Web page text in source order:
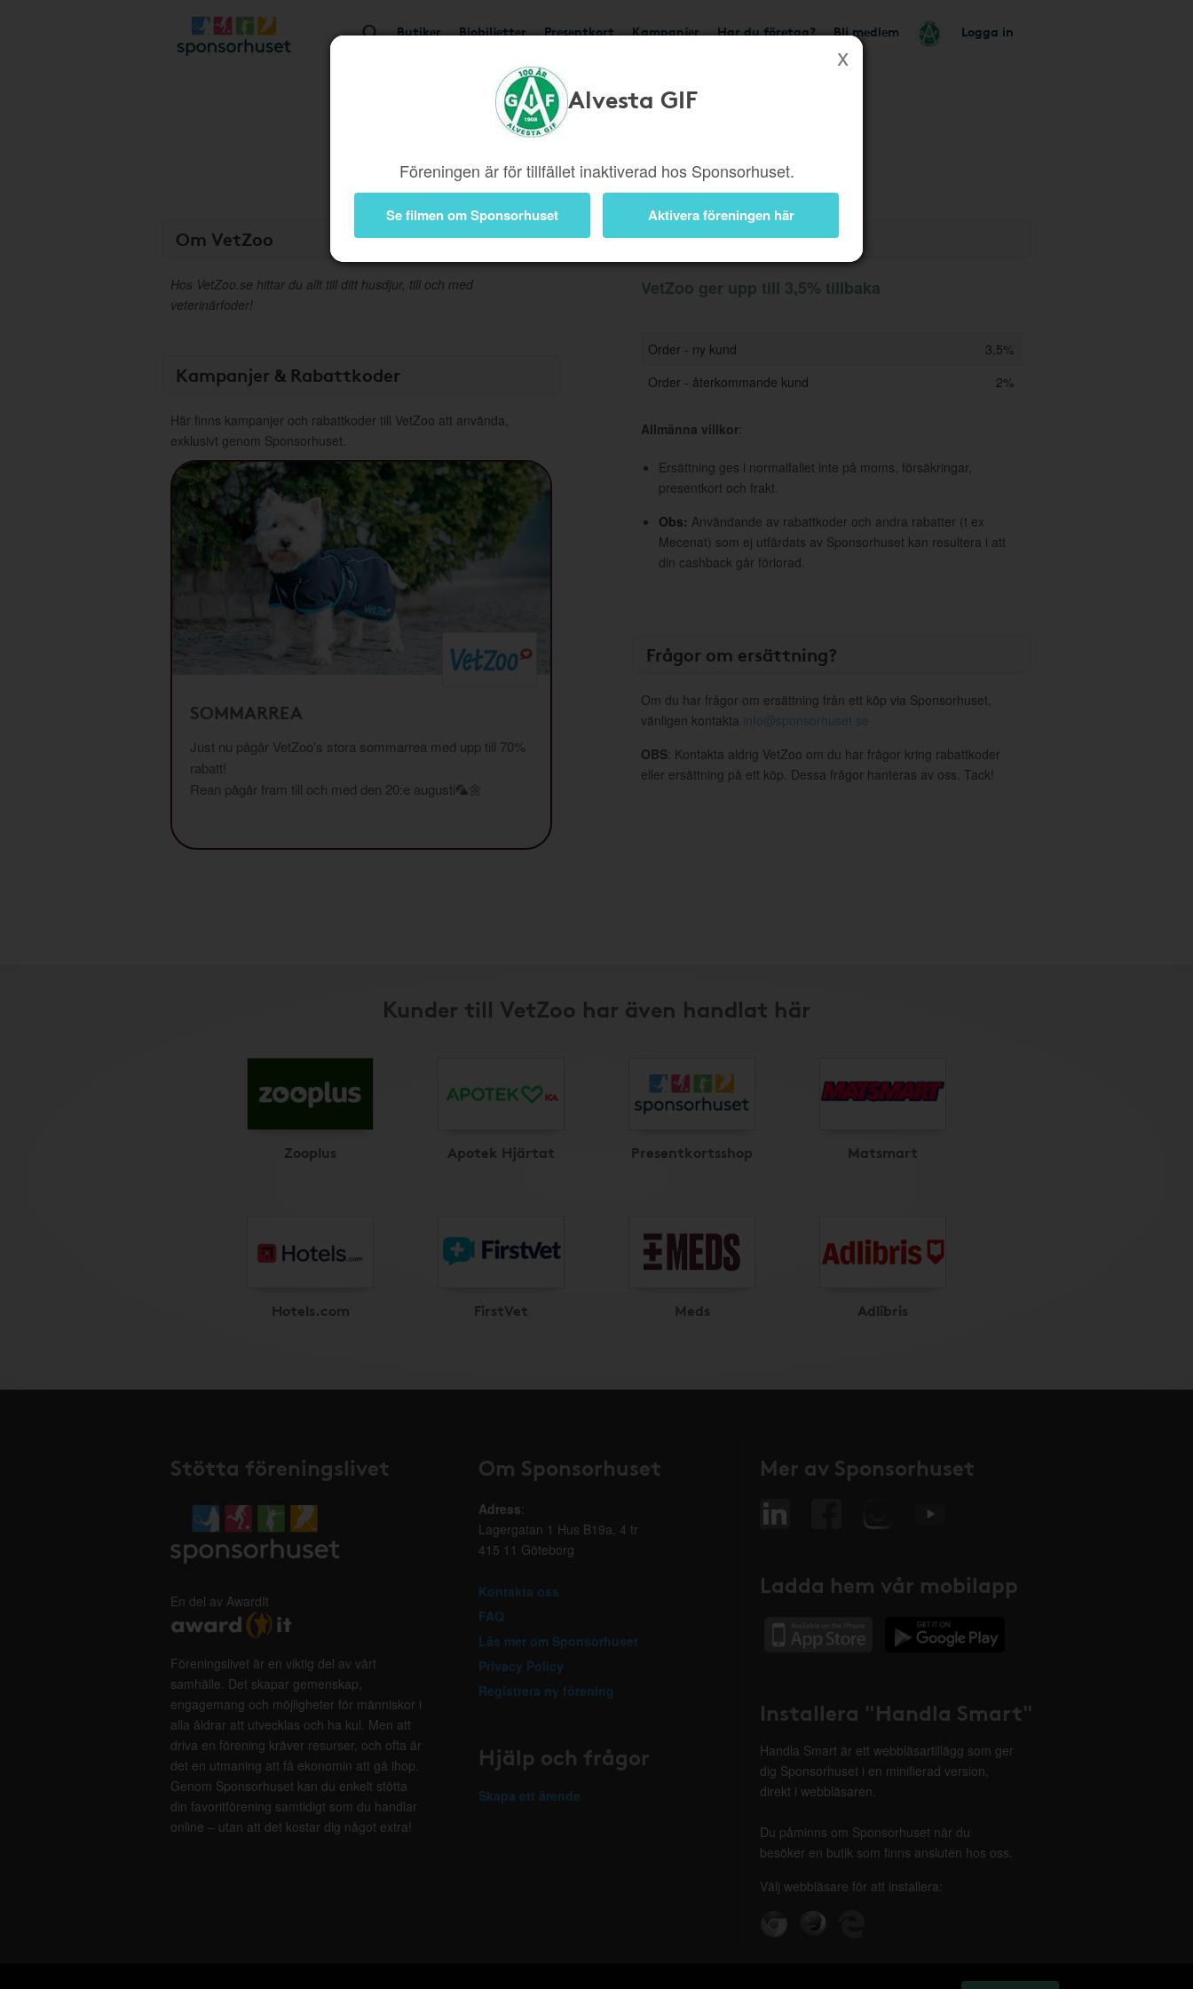
Butiker Biobiljetter Presentkort Kampanjer Har du företag? Bli medlem Logga in
Alvesta GIF
Föreningen är för tillfället inaktiverad hos Sponsorhuset.
Se filmen om Sponsorhuset Aktivera föreningen här
Ger upp till 3,5%
Om VetZoo
Hos VetZoo.se hittar du allt till ditt husdjur, till och med
veterinärfoder!
Kampanjer & Rabattkoder
Här finns kampanjer och rabattkoder till VetZoo att använda,
exklusivt genom Sponsorhuset.
SOMMARREA
Just nu pågår VetZoo's stora sommarrea med upp till 70%
rabatt!
Rean pågår fram till och med den 20:e augusti🦜🌼
Information
VetZoo ger upp till 3,5% tillbaka
Order - ny kund
3,5%
Order - återkommande kund
2%
Allmänna villkor:
Ersättning ges i normalfallet inte på moms, försäkringar,
presentkort och frakt.
Obs: Användande av rabattkoder och andra rabatter (t ex
Mecenat) som ej utfärdats av Sponsorhuset kan resultera i att
din cashback går förlorad.
Frågor om ersättning?
Om du har frågor om ersättning från ett köp via Sponsorhuset,
vänligen kontakta info@sponsorhuset.se
OBS: Kontakta aldrig VetZoo om du har frågor kring rabattkoder
eller ersättning på ett köp. Dessa frågor hanteras av oss. Tack!
Kunder till VetZoo har även handlat här
Zooplus Apotek Hjärtat Presentkortsshop Matsmart
Hotels.com FirstVet Meds Adlibris
Stötta föreningslivet
En del av AwardIt
Föreningslivet är en viktig del av vårt
samhälle. Det skapar gemenskap,
engagemang och möjligheter för människor i
alla åldrar att utvecklas och ha kul. Men att
driva en förening kräver resurser, och ofta är
det en utmaning att få ekonomin att gå ihop.
Genom Sponsorhuset kan du enkelt stötta
din favoritförening samtidigt som du handlar
online – utan att det kostar dig något extra!
Om Sponsorhuset
Adress:
Lagergatan 1 Hus B19a, 4 tr
415 11 Göteborg
Kontakta oss
FAQ
Läs mer om Sponsorhuset
Privacy Policy
Registrera ny förening
Hjälp och frågor
Skapa ett ärende
Mer av Sponsorhuset
Ladda hem vår mobilapp
Installera "Handla Smart"
Handla Smart är ett webbläsartillägg som ger
dig Sponsorhuset i en minifierad version,
direkt i webbläsaren.
Du påminns om Sponsorhuset när du
besöker en butik som finns ansluten hos oss.
Välj webbläsare för att installera: